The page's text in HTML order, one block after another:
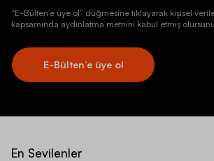
“E-Bülten’e üye ol” düğmesine tıklayarak kişisel
kapsamında aydınlatma metnini kabul etmiş
E-Bülten’e üye ol
En Sevilenler